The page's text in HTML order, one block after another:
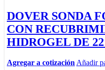
DOVER SONDA
CON
HIDROGEL DE
Agregar a cotización Añadir